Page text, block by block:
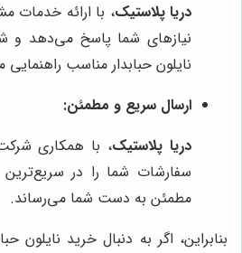
دریا پلاستیک، با ارائه خدمات
نیازهای شما پاسخ می‌دهد و
نایلون حبابدار مناسب
ارسال سریع و مطمئن:
دریا پلاستیک، با همکاری
سفارشات شما را در
مطمئن به دست شما می‌رساند.
بنابراین، اگر به دنبال خرید نایلون